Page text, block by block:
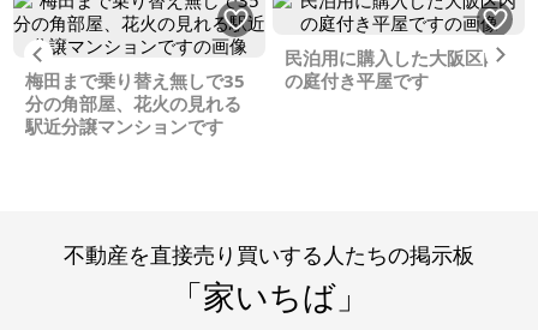
Previous
梅田まで乗り替え無しで35
分の角部屋、花火の見れる
駅近分譲マンションです
民泊用に購入した大阪区内
の庭付き平屋です
不動産を直接売り買いする人たちの掲示板
「家いちば」